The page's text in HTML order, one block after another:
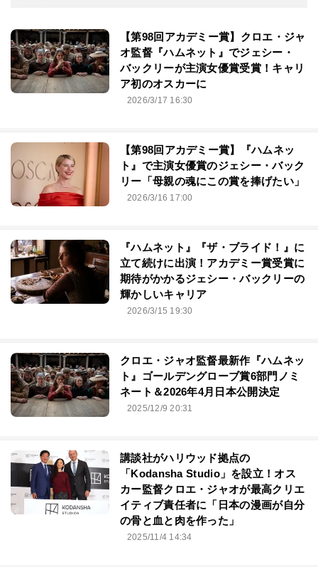
【第98回アカデミー賞】クロエ・ジャ
オ監督『ハムネット』でジェシー・
バックリーが主演女優賞受賞！キャリ
ア初のオスカーに
2026/3/17 16:30
【第98回アカデミー賞】『ハムネッ
ト』で主演女優賞のジェシー・バック
リー「母親の魂にこの賞を捧げたい」
2026/3/16 17:00
『ハムネット』『ザ・ブライド！』に
立て続けに出演！アカデミー賞受賞に
期待がかかるジェシー・バックリーの
輝かしいキャリア
2026/3/15 19:30
クロエ・ジャオ監督最新作『ハムネッ
ト』ゴールデングローブ賞6部門ノミ
ネート＆2026年4月日本公開決定
2025/12/9 20:31
講談社がハリウッド拠点の
「Kodansha Studio」を設立！オス
カー監督クロエ・ジャオが最高クリエ
イティブ責任者に「日本の漫画が自分
の骨と血と肉を作った」
2025/11/4 14:34